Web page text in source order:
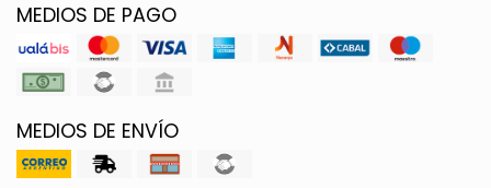
MEDIOS DE PAGO
MEDIOS DE ENVÍO